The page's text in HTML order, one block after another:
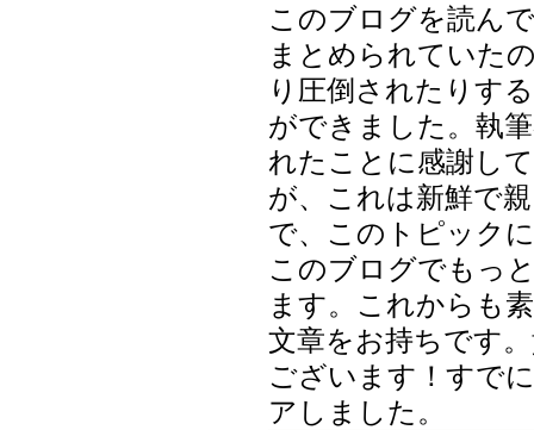
このブログを読ん
まとめられていた
り圧倒されたりす
ができました。執
れたことに感謝し
が、これは新鮮で
で、このトピック
このブログでもっ
ます。これからも
文章をお持ちです
ございます！すで
アしました。